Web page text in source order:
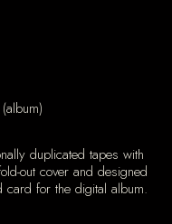
duplicated tapes with
out cover and designed
card for the digital album.